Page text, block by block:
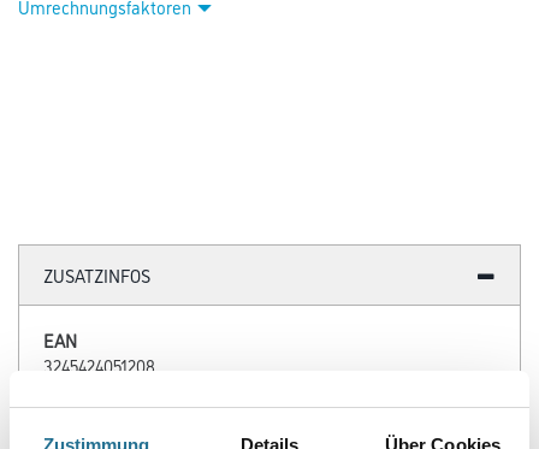
Zustimmung Details Über Cookies
Umrechnungsfaktoren
ZUSATZINFOS
EAN
3245424051208